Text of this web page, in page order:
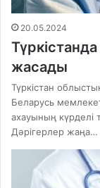
20.05.2024
жасады
Түркістан
Беларусь
ахауының күрделі
Дәрігерлер жаңа…